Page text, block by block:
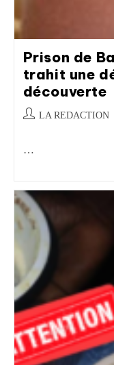
Prison de
trahit une
découverte
LA REDACTION
…